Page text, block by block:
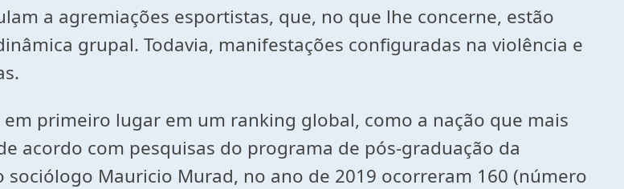
a agremiações esportistas, que, no que lhe concerne, estão
grupal. Todavia, manifestações configuradas na violência e
primeiro lugar em um ranking global, como a nação que mais
acordo com pesquisas do programa de pós-graduação da
Mauricio Murad, no ano de 2019 ocorreram 160 (número